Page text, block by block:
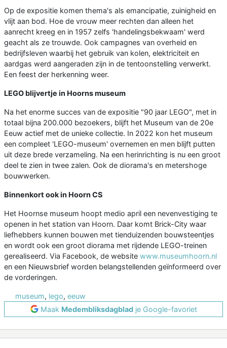
Op de expositie komen thema's als emancipatie, zuinigheid en
vlijt aan bod. Hoe de vrouw meer rechten dan alleen het
aanrecht kreeg en in 1957 zelfs 'handelingsbekwaam' werd
geacht als ze trouwde. Ook campagnes van overheid en
bedrijfsleven waarbij het gebruik van kolen, elektriciteit en
aardgas werd aangeraden zijn in de tentoonstelling verwerkt.
Een feest der herkenning weer.
LEGO blijvertje in Hoorns museum
Na het enorme succes van de expositie "90 jaar LEGO", met in
totaal bijna 200.000 bezoekers, blijft het Museum van de 20e
Eeuw actief met de unieke collectie. In 2022 kon het museum
een compleet 'LEGO-museum' overnemen en men blijft putten
uit deze brede verzameling. Na een herinrichting is nu een groot
deel te zien in twee zalen. Ook de diorama's en metershoge
bouwwerken.
Binnenkort ook in Hoorn CS
Het Hoornse museum hoopt medio april een nevenvestiging te
openen in het station van Hoorn. Daar komt Brick-City waar
liefhebbers kunnen bouwen met tienduizenden bouwsteentjes
en wordt ook een groot diorama met rijdende LEGO-treinen
gerealiseerd. Via Facebook, de website www.museumhoorn.nl
en een Nieuwsbrief worden belangstellenden geïnformeerd over
de vorderingen.
museum, lego, eeuw
Maak Medembliksdagbladje Google-favoriet